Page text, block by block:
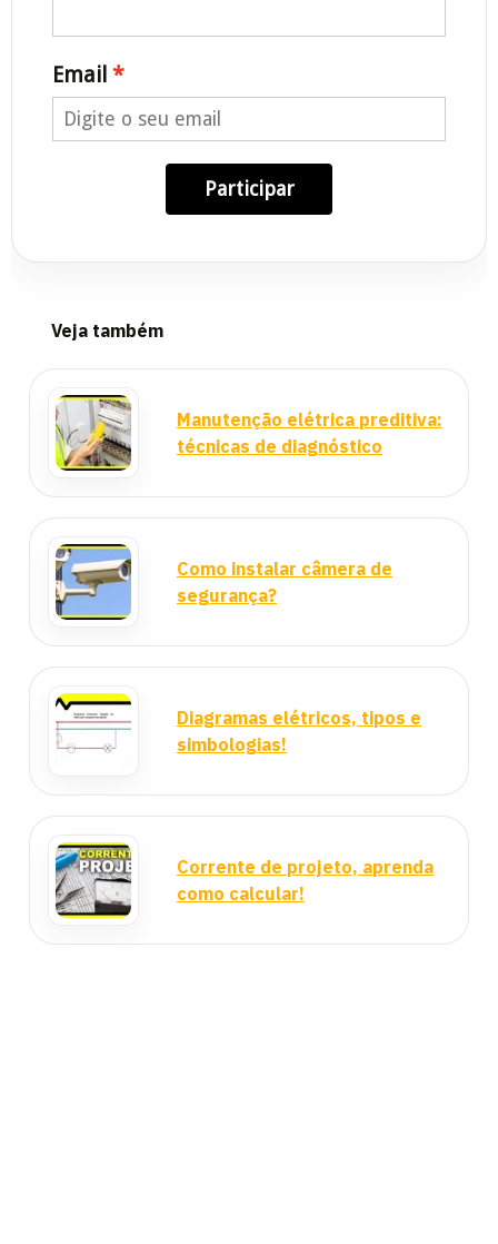
Email
Participar
Veja também
Manutenção elétrica preditiva:
técnicas de diagnóstico
Como instalar câmera de
segurança?
Diagramas elétricos, tipos e
simbologias!
Corrente de projeto, aprenda
como calcular!